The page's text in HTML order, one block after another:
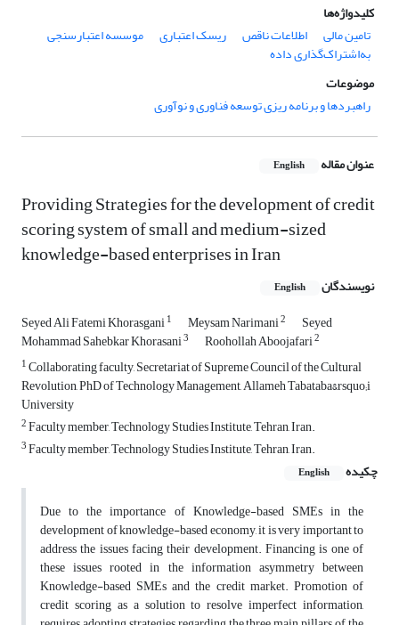
کلیدواژه‌ها
تامین مالی
اطلاعات ناقص ریسک اعتباری موسسه اعتبارسنجی
به‌اشتراک‌گذاری داده
موضوعات
راهبردها و برنامه ریزی توسعه فناوری و نوآوری
عنوان مقاله English
Providing Strategies for the development of credit
scoring system of small and medium-sized
knowledge-based enterprises in Iran
نویسندگان English
Seyed Ali Fatemi Khorasgani1 Meysam Narimani2 Seyed
Mohammad Sahebkar Khorasani3 Roohollah Aboojafari2
1Collaborating faculty, Secretariat of Supreme Council of the Cultural
Revolution, PhD of Technology Management, Allameh Tabataba&rsquo;i
University
2Faculty member, Technology Studies Institute, Tehran, Iran.
3Faculty member, Technology Studies Institute, Tehran, Iran.
چکیده
English
Due to the importance of Knowledge-based SMEs in the
development of knowledge-based economy, it is very important to
address the issues facing their development. Financing is one of
these issues rooted in the information asymmetry between
Knowledge-based SMEs and the credit market. Promotion of
credit scoring as a solution to resolve imperfect information,